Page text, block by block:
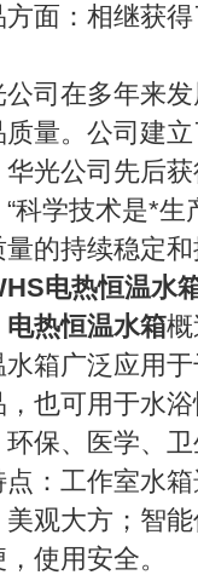
方面：相继获
公司在多年来
质量。公司建
华光公司先后
“科学技术是*
量的持续稳定
电热恒温水
电热恒温水箱
水箱广泛应用
，也可用于水
环保、医学、
点：工作室水
美观大方；智
使用安全。